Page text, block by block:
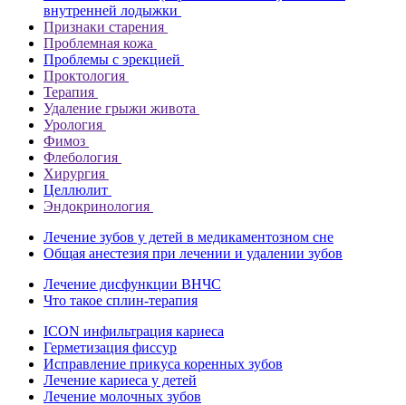
внутренней лодыжки
Признаки старения
Проблемная кожа
Проблемы с эрекцией
Проктология
Терапия
Удаление грыжи живота
Урология
Фимоз
Флебология
Хирургия
Целлюлит
Эндокринология
Лечение зубов у детей в медикаментозном сне
Общая анестезия при лечении и удалении зубов
Лечение дисфункции ВНЧС
Что такое сплин-терапия
ICON инфильтрация кариеса
Герметизация фиссур
Исправление прикуса коренных зубов
Лечение кариеса у детей
Лечение молочных зубов